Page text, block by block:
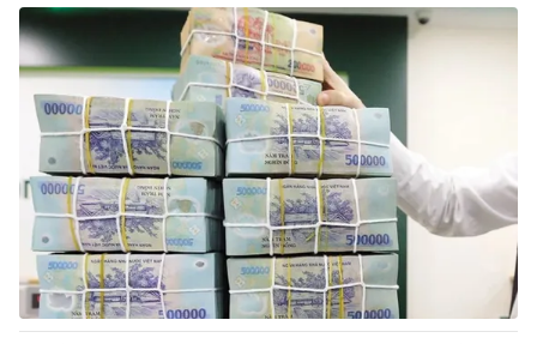
Pháp luật
Y tế
Thế giới
Tin tức
Thế giới đó đây
Câu chuyện quốc tế
Kinh tế
Tài chính
Thị trường
Dữ liệu và đời sống